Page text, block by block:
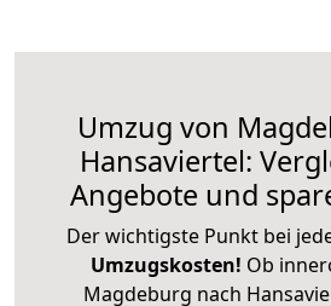
Umzug von
Hansaviertel:
Angebote und
Der wichtigste Punkt bei
Umzugskosten! Ob
Magdeburg nach